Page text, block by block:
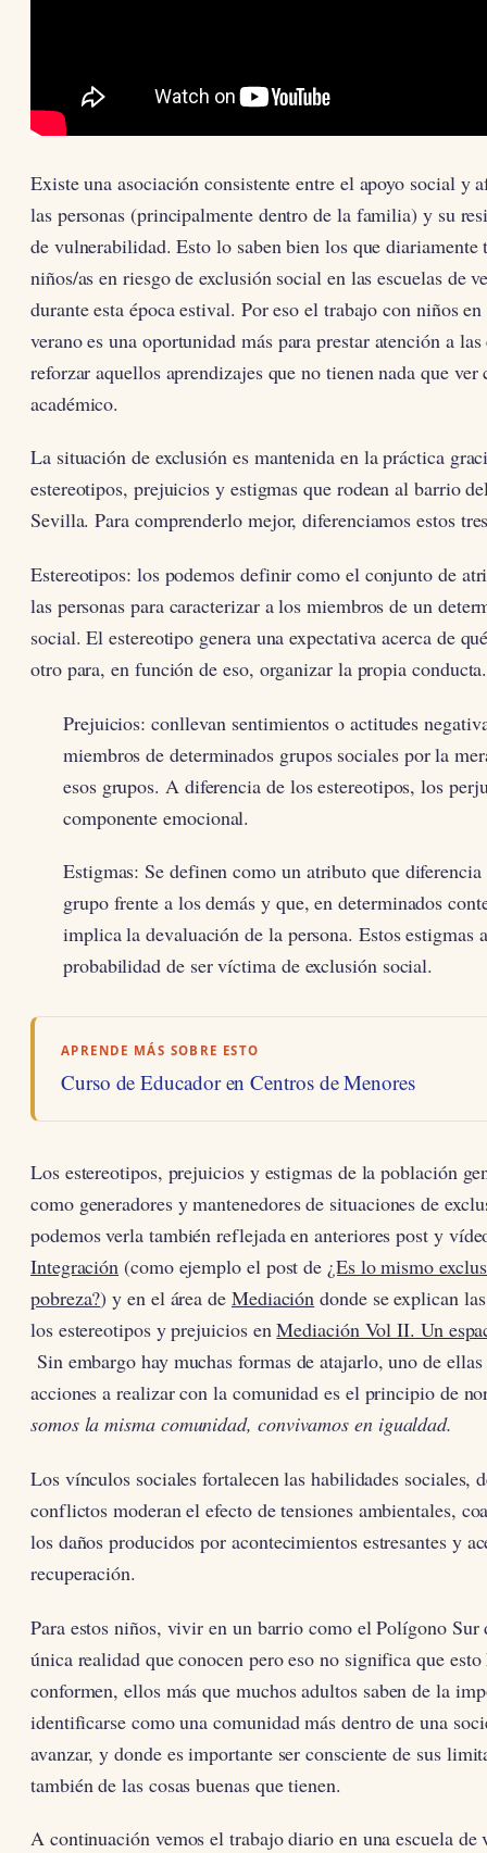
Existe una asociación consistente entre el apoyo social y
las personas (principalmente dentro de la familia) y su
de vulnerabilidad. Esto lo saben bien los que diariamente
niños/as en riesgo de exclusión social en las escuelas de
durante esta época estival. Por eso el trabajo con niños en
verano es una oportunidad más para prestar atención a
reforzar aquellos aprendizajes que no tienen nada que
académico.
La situación de exclusión es mantenida en la práctica
estereotipos, prejuicios y estigmas que rodean al barrio
Sevilla. Para comprenderlo mejor, diferenciamos estos
Estereotipos: los podemos definir como el conjunto de
las personas para caracterizar a los miembros de un
social. El estereotipo genera una expectativa acerca de
otro para, en función de eso, organizar la propia conducta.
Prejuicios: conllevan sentimientos o actitudes
miembros de determinados grupos sociales por la
esos grupos. A diferencia de los estereotipos, los
componente emocional.
Estigmas: Se definen como un atributo que diferencia
grupo frente a los demás y que, en determinados
implica la devaluación de la persona. Estos estigmas
probabilidad de ser víctima de exclusión social.
APRENDE MÁS SOBRE ESTO
Curso de Educador en Centros de Menores
Los estereotipos, prejuicios y estigmas de la población
como generadores y mantenedores de situaciones de
podemos verla también reflejada en anteriores post y
Integración (como ejemplo el post de ¿Es lo mismo
pobreza?) y en el área de Mediación donde se explican
los estereotipos y prejuicios enMediación Vol II. Un
Sin embargo hay muchas formas de atajarlo, uno de ellas
acciones a realizar con la comunidad es el principio de
somos la misma comunidad, convivamos en igualdad.
Los vínculos sociales fortalecen las habilidades sociales,
conflictos moderan el efecto de tensiones ambientales,
los daños producidos por acontecimientos estresantes y
recuperación.
Para estos niños, vivir en un barrio como el Polígono Sur
única realidad que conocen pero eso no significa que esto
conformen, ellos más que muchos adultos saben de la
identificarse como una comunidad más dentro de una
avanzar, y donde es importante ser consciente de sus
también de las cosas buenas que tienen.
A continuación vemos el trabajo diario en una escuela de